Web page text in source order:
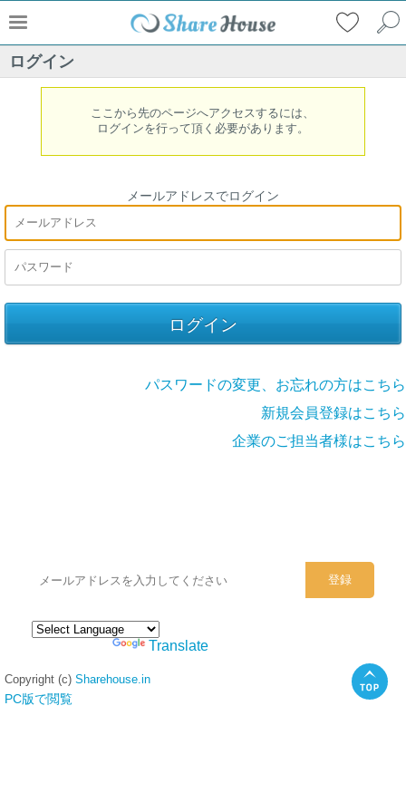
ログイン
ここから先のページへアクセスするには、
ログインを行って頂く必要があります。
メールアドレスでログイン
パスワードの変更、お忘れの方はこちら
新規会員登録はこちら
企業のご担当者様はこちら
Translate
Copyright (c) Sharehouse.in
PC版で閲覧